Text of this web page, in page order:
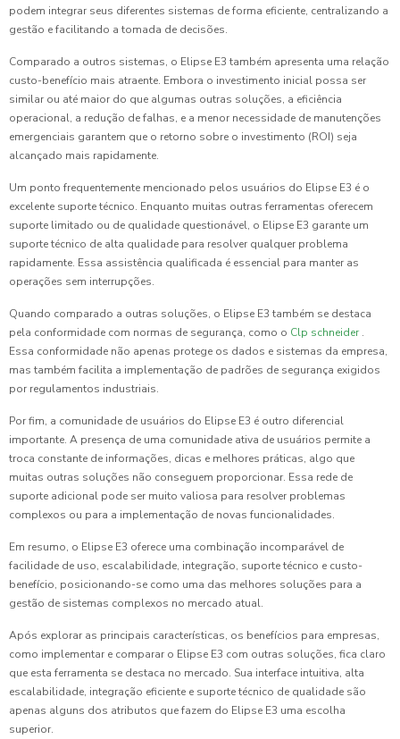
podem integrar seus diferentes sistemas de forma eficiente, centralizando a
gestão e facilitando a tomada de decisões.
Comparado a outros sistemas, o Elipse E3 também apresenta uma relação
custo-benefício mais atraente. Embora o investimento inicial possa ser
similar ou até maior do que algumas outras soluções, a eficiência
operacional, a redução de falhas, e a menor necessidade de manutenções
emergenciais garantem que o retorno sobre o investimento (ROI) seja
alcançado mais rapidamente.
Um ponto frequentemente mencionado pelos usuários do Elipse E3 é o
excelente suporte técnico. Enquanto muitas outras ferramentas oferecem
suporte limitado ou de qualidade questionável, o Elipse E3 garante um
suporte técnico de alta qualidade para resolver qualquer problema
rapidamente. Essa assistência qualificada é essencial para manter as
operações sem interrupções.
Quando comparado a outras soluções, o Elipse E3 também se destaca
pela conformidade com normas de segurança, como o Clp schneider .
Essa conformidade não apenas protege os dados e sistemas da empresa,
mas também facilita a implementação de padrões de segurança exigidos
por regulamentos industriais.
Por fim, a comunidade de usuários do Elipse E3 é outro diferencial
importante. A presença de uma comunidade ativa de usuários permite a
troca constante de informações, dicas e melhores práticas, algo que
muitas outras soluções não conseguem proporcionar. Essa rede de
suporte adicional pode ser muito valiosa para resolver problemas
complexos ou para a implementação de novas funcionalidades.
Em resumo, o Elipse E3 oferece uma combinação incomparável de
facilidade de uso, escalabilidade, integração, suporte técnico e custo-
benefício, posicionando-se como uma das melhores soluções para a
gestão de sistemas complexos no mercado atual.
Após explorar as principais características, os benefícios para empresas,
como implementar e comparar o Elipse E3 com outras soluções, fica claro
que esta ferramenta se destaca no mercado. Sua interface intuitiva, alta
escalabilidade, integração eficiente e suporte técnico de qualidade são
apenas alguns dos atributos que fazem do Elipse E3 uma escolha
superior.